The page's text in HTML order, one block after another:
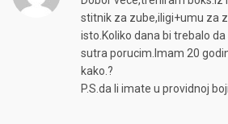
stitnik za zube,iligi+umu za
isto.Koliko dana bi trebalo
sutra porucim.Imam 20
kako.?
P.S.da li imate u providnoj